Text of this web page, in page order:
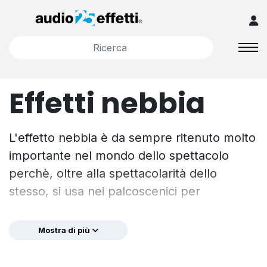
Effetti nebbia
L'effetto nebbia è da sempre ritenuto molto
importante nel mondo dello spettacolo
perchè, oltre alla spettacolarità dello
stesso, si usa nei palcoscenici per
non si vedrebbero con la stessa intensità e
Mostra di più